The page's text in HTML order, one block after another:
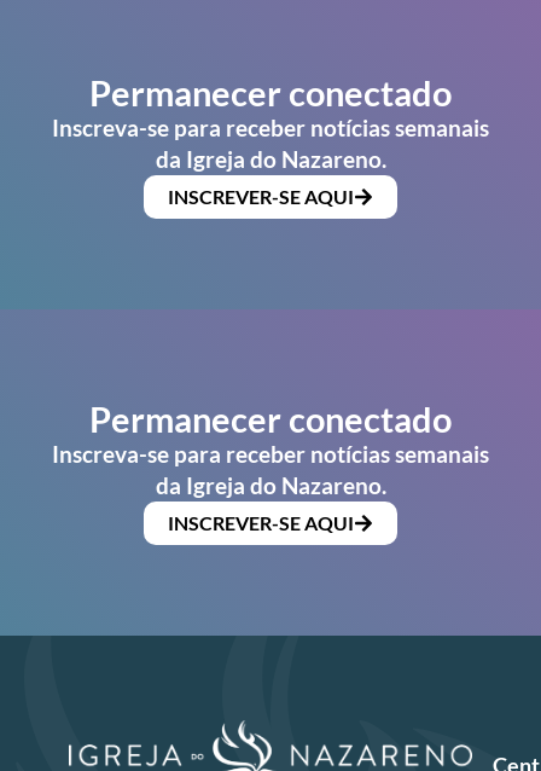
Permanecer conectado
Inscreva-se para receber notícias semanais
da Igreja do Nazareno.
INSCREVER-SE AQUI
Permanecer conectado
Inscreva-se para receber notícias semanais
da Igreja do Nazareno.
INSCREVER-SE AQUI